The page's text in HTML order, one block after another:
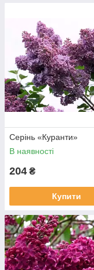
Серінь «Куранти»
В наявності
204 ₴
Купити